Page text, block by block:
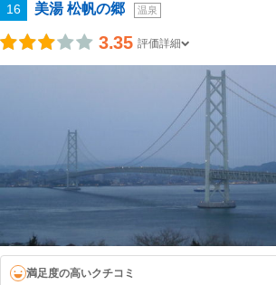
16 美湯 松帆の郷 温泉
3.35 評価詳細
満足度の高いクチコミ